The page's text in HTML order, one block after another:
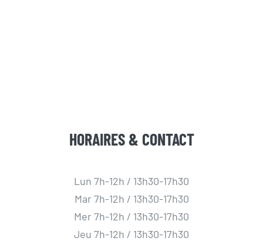
HORAIRES & CONTACT
Lun 7h-12h / 13h30-17h30
Mar 7h-12h / 13h30-17h30
Mer 7h-12h / 13h30-17h30
Jeu 7h-12h / 13h30-17h30